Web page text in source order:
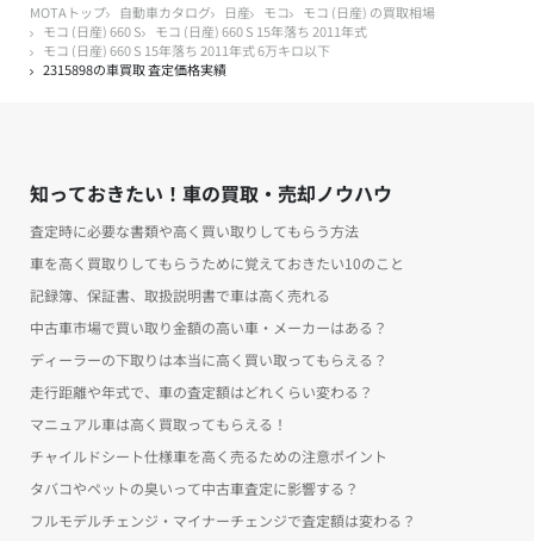
MOTAトップ
自動車カタログ 日産 モコ
モコ (日産) の買取相場
モコ (日産) 660 S
モコ (日産) 660 S 15年落ち 2011年式
モコ (日産) 660 S 15年落ち 2011年式 6万キロ以下
2315898の車買取 査定価格実績
知っておきたい！車の買取・売却ノウハウ
査定時に必要な書類や高く買い取りしてもらう方法
車を高く買取りしてもらうために覚えておきたい10のこと
記録簿、保証書、取扱説明書で車は高く売れる
中古車市場で買い取り金額の高い車・メーカーはある？
ディーラーの下取りは本当に高く買い取ってもらえる？
走行距離や年式で、車の査定額はどれくらい変わる？
マニュアル車は高く買取ってもらえる！
チャイルドシート仕様車を高く売るための注意ポイント
タバコやペットの臭いって中古車査定に影響する？
フルモデルチェンジ・マイナーチェンジで査定額は変わる？